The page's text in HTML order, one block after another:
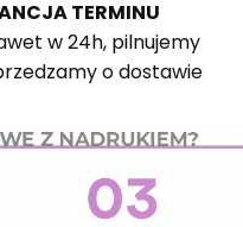
TERMINU
w 24h, pilnujemy
o dostawie